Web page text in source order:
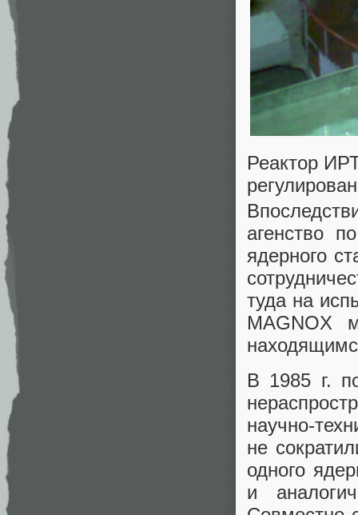
Реактор
агенство
ядерного
туда на
MAGNOX
В 1985 г.
научно-
не
одного
и